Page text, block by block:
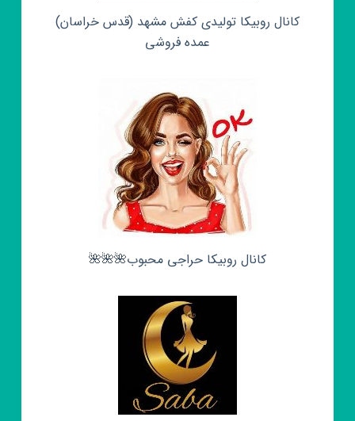
کانال روبیکا تولیدی کفش مشهد (قدس خراسان)
عمده فروشی
کانال روبیکا حراجی محبوب🌺🌺🌺